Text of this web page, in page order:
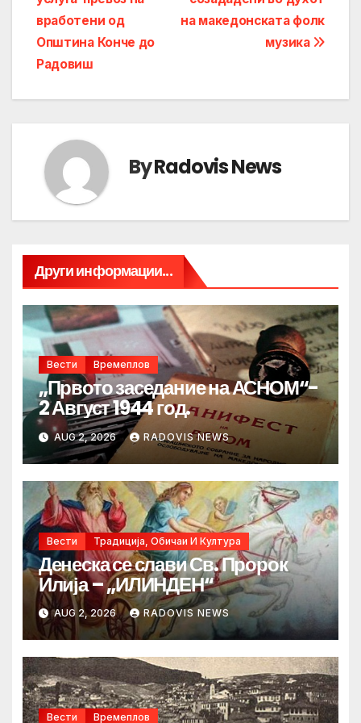
на македонската фолк
музика
вработени од
Општина Конче до
Радовиш
ByRadovis News
Други информации...
Вести Времеплов
„Првото заседание на АСНОМ“-
2 Август 1944 год.
AUG 2, 2026 RADOVIS NEWS
Вести Традиција, Обичаи И Култура
Денеска се слави Св. Пророк
Илија – „ИЛИНДЕН“
AUG 2, 2026 RADOVIS NEWS
Вести Времеплов